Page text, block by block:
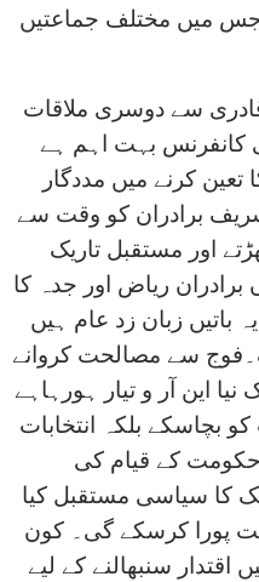
جس میں مختلف جماعتیں
سے دوسری ملاقات
بہت اہم ہے
کرنے میں مددگار
برادران کو وقت سے
اور مستقبل تاریک
برادران ریاض اور جدہ کا
باتیں زبان زد عام ہیں
سے مصالحت کروانے
نیا این آر و تیار ہورہاہے
بلکہ انتخابات
کے قیام کی
سیاسی مستقبل کیا
پورا کرسکے گی۔ کون
سنبھالنے کے لیے